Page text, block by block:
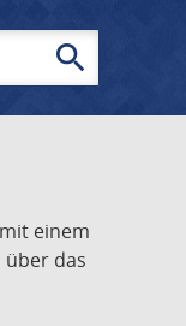
search
einem
das